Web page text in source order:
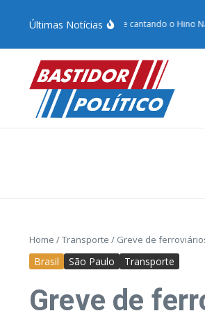
Últimas Notícias
o dia cortando grama e cantando o Hino
Home /Transporte / Greve de
Brasil São Paulo Transporte
Greve de